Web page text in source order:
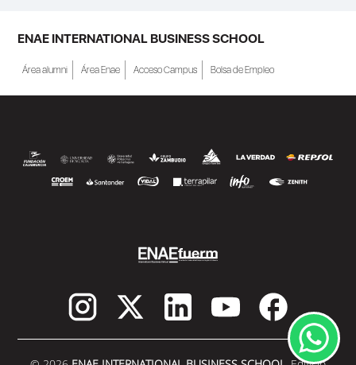
ENAE INTERNATIONAL BUSINESS SCHOOL
Área alumni Área Enae Acceso Campus Bolsa de Empleo